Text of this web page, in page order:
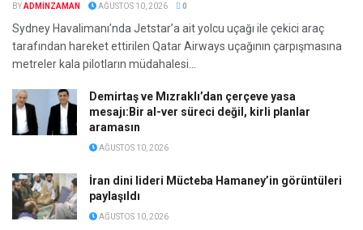
BYADMINZAMAN AĞUSTOS 10, 2026 0
Sydney Havalimanı’nda Jetstar’a ait yolcu uçağı ile çekici araç
tarafından hareket ettirilen Qatar Airways uçağının çarpışmasına
metreler kala pilotların müdahalesi...
Demirtaş ve Mızraklı’dan çerçeve yasa
mesajı:Bir al-ver süreci değil, kirli planlar
aramasın
AĞUSTOS 10, 2026
İran dini lideri Mücteba Hamaney’in görüntüleri
paylaşıldı
AĞUSTOS 10, 2026